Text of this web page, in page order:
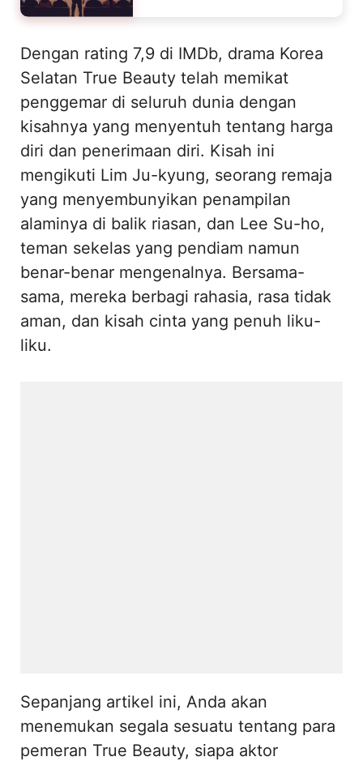
Dengan rating 7,9 di IMDb, drama Korea
Selatan True Beauty telah memikat
penggemar di seluruh dunia dengan
kisahnya yang menyentuh tentang harga
diri dan penerimaan diri. Kisah ini
mengikuti Lim Ju-kyung, seorang remaja
yang menyembunyikan penampilan
alaminya di balik riasan, dan Lee Su-ho,
teman sekelas yang pendiam namun
benar-benar mengenalnya. Bersama-
sama, mereka berbagi rahasia, rasa tidak
aman, dan kisah cinta yang penuh liku-
liku.
Sepanjang artikel ini, Anda akan
menemukan segala sesuatu tentang para
pemeran True Beauty, siapa aktor